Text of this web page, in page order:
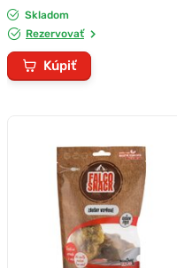
Skladom
Rezervovať
Kúpiť